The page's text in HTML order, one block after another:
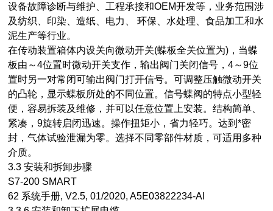
设备故障诊断与维护、工程承接和OEM开发等，业务范围涉
及纺织、印染、造纸、电力、 环保、水处理、食品加工和水
泥生产等行业。
在传动装置箱体内设关向微动开关(蝶板全关位置为)，当蝶
板由～4位置时微动开关支作，输出阀门关闭信号，4～9位
置时另一对常闭可输出阀门打开信号。可调整压触微动开关
的凸轮，显示蝶板所处的不同位置。信号蝶阀的特点小型轻
便，容易拆装及维修，并可以任意位置上安装。结构简单、
紧凑，9旋转启闭迅速。操作扭矩小，省力轻巧。达到*密
封，气体试验泄漏为零。选择不同零部件材质，可适用多种
介质。
3.3 安装和拆卸步骤
S7-200 SMART
62 系统手册, V2.5, 01/2020, A5E03822234-AI